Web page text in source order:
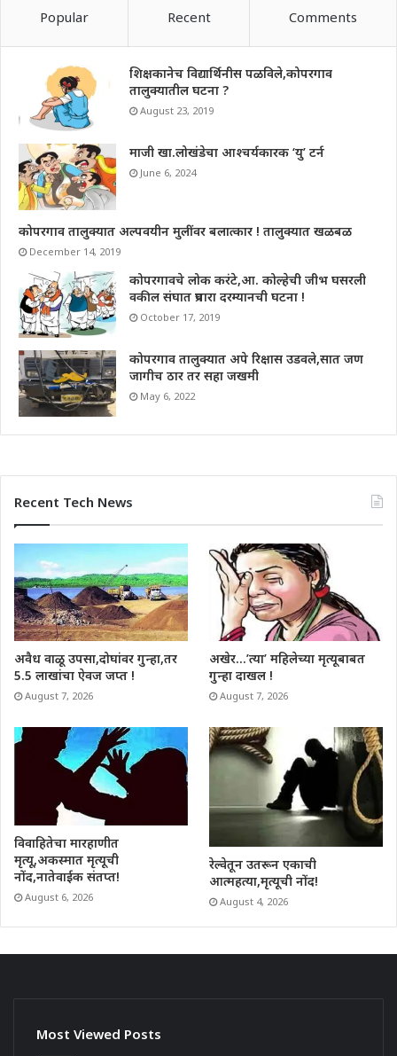
Popular Recent Comments
शिक्षकानेच विद्यार्थिनीस पळविले,कोपरगाव
तालुक्यातील घटना ?
August 23, 2019
माजी खा.लोखंडेचा आश्चर्यकारक ‘यु’ टर्न
June 6, 2024
कोपरगाव तालुक्यात अल्पवयीन मुलींवर बलात्कार ! तालुक्यात खळबळ
December 14, 2019
कोपरगावचे लोक करंटे,आ. कोल्हेची जीभ घसरली
वकील संघात प्रचारा दरम्यानची घटना !
October 17, 2019
कोपरगाव तालुक्यात अपे रिक्षास उडवले,सात जण
जागीच ठार तर सहा जखमी
May 6, 2022
Recent Tech News
अवैध वाळू उपसा,दोघांवर गुन्हा,तर
5.5 लाखांचा ऐवज जप्त !
August 7, 2026
अखेर…’त्या’ महिलेच्या मृत्यूबाबत
गुन्हा दाखल !
August 7, 2026
विवाहितेचा मारहाणीत
मृत्यू,अकस्मात मृत्यूची
नोंद,नातेवाईक संतप्त!
August 6, 2026
रेल्वेतून उतरून एकाची
आत्महत्या,मृत्यूची नोंद!
August 4, 2026
Most Viewed Posts